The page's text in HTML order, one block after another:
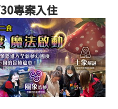
專案入住